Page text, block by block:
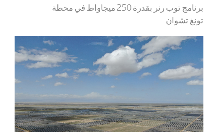
برنامج توب رنر بقدرة 250 ميجاواط في محطة
تونغ تشوان